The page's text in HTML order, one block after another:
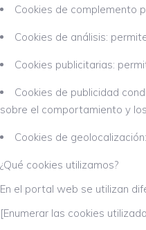
Cookies de complemento
Cookies de análisis:
Cookies publicitarias:
Cookies de publicidad
sobre el comportamiento y
Cookies de
¿Qué cookies utilizamos?
En el portal web se utilizan
[Enumerar las cookies